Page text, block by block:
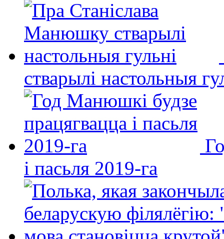
стварылі настольныя
і пасьля 2019-га